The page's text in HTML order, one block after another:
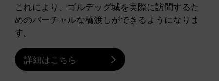
これにより、ゴルデッグ城を実際に訪問するた
めのバーチャルな橋渡しができるようになりま
す。
詳細はこちら